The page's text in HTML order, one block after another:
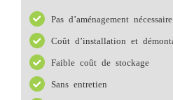
Pas d’aménagement nécessaire
Coût d’installation et
Faible coût de stockage
Sans entretien